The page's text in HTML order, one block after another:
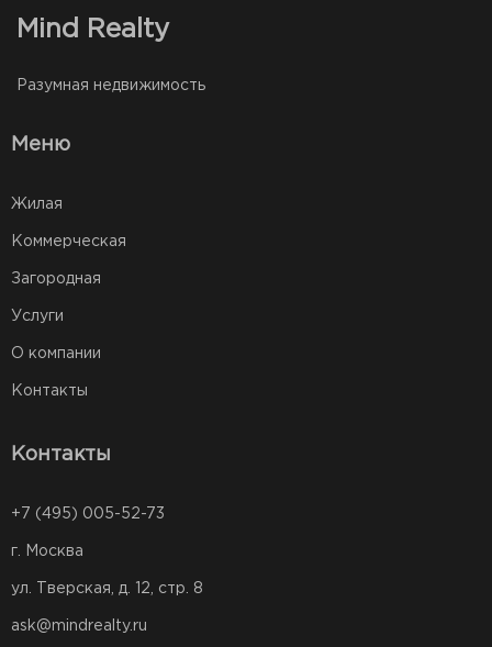
Mind Realty
Разумная недвижимость
Меню
Жилая
Коммерческая
Загородная
Услуги
О компании
Контакты
Контакты
+7 (495) 005-52-73
г. Москва
ул. Тверская, д. 12, стр. 8
ask@mindrealty.ru